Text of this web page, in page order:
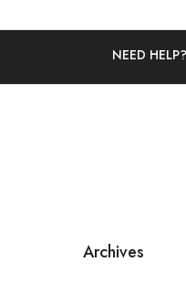
NEED
Archives